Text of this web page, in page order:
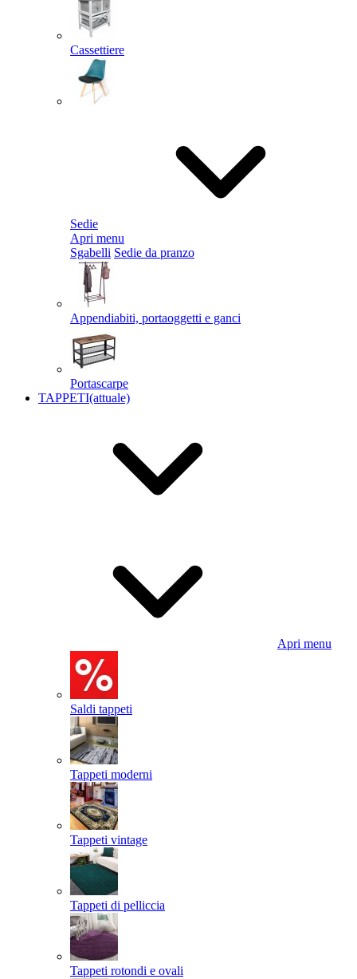
Cassettiere
Sedie
Apri menu
Sgabelli Sedie da pranzo
Appendiabiti, portaoggetti e ganci
Portascarpe
TAPPETI(attuale)
Apri menu
Saldi tappeti
Tappeti moderni
Tappeti vintage
Tappeti di pelliccia
Tappeti rotondi e ovali